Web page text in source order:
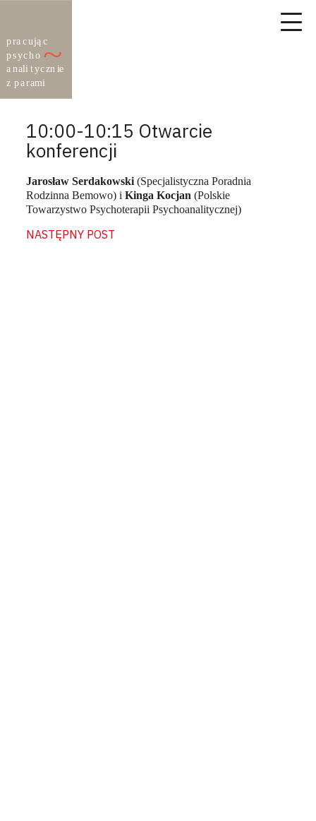
10:00-10:15 Otwarcie
konferencji
Jarosław Serdakowski (Specjalistyczna Poradnia
Rodzinna Bemowo) iKinga Kocjan (Polskie
Towarzystwo Psychoterapii Psychoanalitycznej)
NASTĘPNY POST